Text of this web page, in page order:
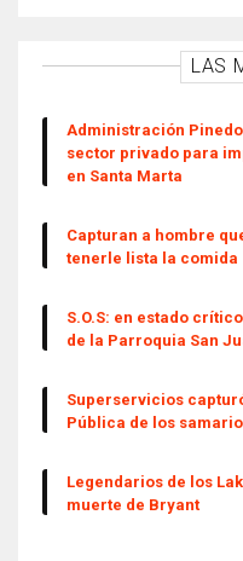
LAS
Administración
sector privado para
en Santa Marta
Capturan a hombre
tenerle lista la comida
S.O.S: en estado
de la Parroquia San
Superservicios
Pública de los
Legendarios de los
muerte de Bryant